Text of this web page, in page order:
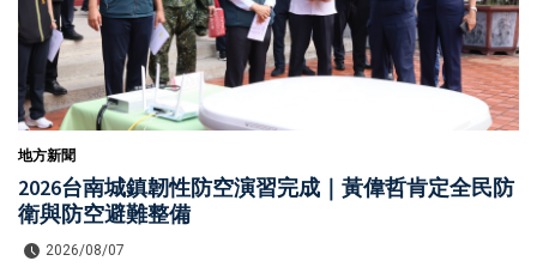
地方新聞
2026台南城鎮韌性防空演習完成｜黃偉哲肯定全民防
衛與防空避難整備
2026/08/07